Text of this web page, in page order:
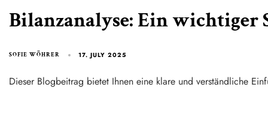
Bilanzanalyse: Ein
SOFIE WÖHRER 17. JULY 2025
Dieser Blogbeitrag bietet Ihnen eine klare und verständliche